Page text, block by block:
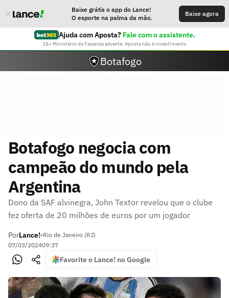
Baixe grátis o app do Lance!
O esporte na palma da mão.
Baixe agora
Ajuda com Aposta? Fale com o assistente.
18+ Ministério da Fazenda adverte: Aposta não é investimento
Botafogo
Botafogo negocia com
campeão do mundo pela
Argentina
Dono da SAF alvinegra, John Textor revelou que o clube
fez oferta de 20 milhões de euros por um jogador
PorLance!•Rio de Janeiro (RJ)
07/03/202409:37
Favorite o Lance! no Google